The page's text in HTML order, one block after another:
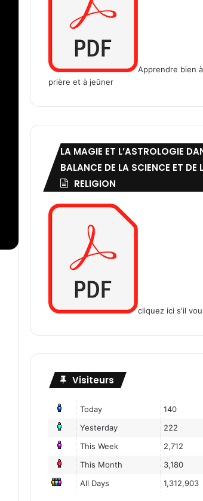
Apprendre bien
prière et à jeûner
LA MAGIE ET L’ASTROLOGIE
BALANCE DE LA SCIENCE ET DE
RELIGION
cliquez ici s'il
Visiteurs
Today
140
Yesterday
222
This Week
2,712
This Month
3,180
All Days
1,312,903